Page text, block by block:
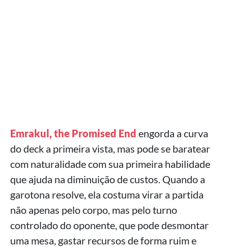
Emrakul, the Promised End engorda a curva
do deck a primeira vista, mas pode se baratear
com naturalidade com sua primeira habilidade
que ajuda na diminuição de custos. Quando a
garotona resolve, ela costuma virar a partida
não apenas pelo corpo, mas pelo turno
controlado do oponente, que pode desmontar
uma mesa, gastar recursos de forma ruim e